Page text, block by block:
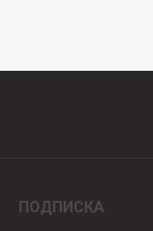
ПОДПИСКА